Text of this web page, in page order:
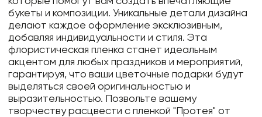
букеты и композиции. Уникальные детали дизайна
делают каждое оформление эксклюзивным,
добавляя индивидуальности и стиля. Эта
флористическая пленка станет идеальным
акцентом для любых праздников и мероприятий,
гарантируя, что ваши цветочные подарки будут
выделяться своей оригинальностью и
выразительностью. Позвольте вашему
творчеству расцвести с пленкой "Протея" от